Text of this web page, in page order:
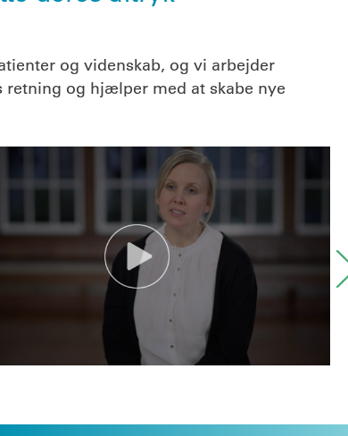
og videnskab, og vi arbejder
og hjælper med at skabe nye